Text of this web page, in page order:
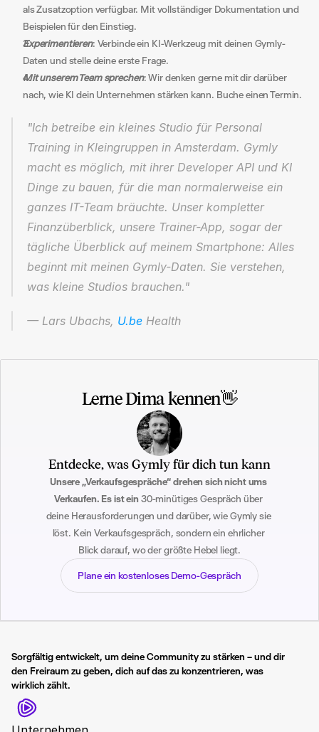
als Zusatzoption verfügbar. Mit vollständiger Dokumentation und
Beispielen für den Einstieg.
Experimentieren: Verbinde ein KI-Werkzeug mit deinen Gymly-
Daten und stelle deine erste Frage.
Mit unserem Team sprechen: Wir denken gerne mit dir darüber
nach, wie KI dein Unternehmen stärken kann. Buche einen Termin.
"Ich betreibe ein kleines Studio für Personal
Training in Kleingruppen in Amsterdam. Gymly
macht es möglich, mit ihrer Developer API und KI
Dinge zu bauen, für die man normalerweise ein
ganzes IT-Team bräuchte. Unser kompletter
Finanzüberblick, unsere Trainer-App, sogar der
tägliche Überblick auf meinem Smartphone: Alles
beginnt mit meinen Gymly-Daten. Sie verstehen,
was kleine Studios brauchen."
— Lars Ubachs, U.be Health
Lerne Dima kennen👋
Entdecke, was Gymly für dich tun kann
Unsere „Verkaufsgespräche“ drehen sich nicht ums
Verkaufen. Es ist ein 30-minütiges Gespräch über
deine Herausforderungen und darüber, wie Gymly sie
löst. Kein Verkaufsgespräch, sondern ein ehrlicher
Blick darauf, wo der größte Hebel liegt.
Plane ein kostenloses Demo-Gespräch
Sorgfältig entwickelt, um deine Community zu stärken – und dir
den Freiraum zu geben, dich auf das zu konzentrieren, was
wirklich zählt.